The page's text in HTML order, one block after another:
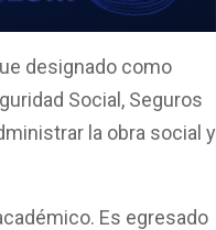
designado como
Social, Seguros
la obra social y
Es egresado